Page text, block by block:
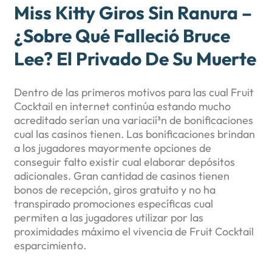
Miss Kitty Giros Sin Ranura –
¿Sobre Qué Falleció Bruce
Lee? El Privado De Su Muerte
Dentro de las primeros motivos para las cual Fruit
Cocktail en internet continúa estando mucho
acreditado serí­an una variacií³n de bonificaciones
cual las casinos tienen. Las bonificaciones brindan
a los jugadores mayormente opciones de
conseguir falto existir cual elaborar depósitos
adicionales. Gran cantidad de casinos tienen
bonos de recepción, giros gratuito y no ha
transpirado promociones específicas cual
permiten a las jugadores utilizar por las
proximidades máximo el vivencia de Fruit Cocktail
esparcimiento.